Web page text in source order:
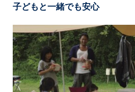
子どもと一緒でも安心